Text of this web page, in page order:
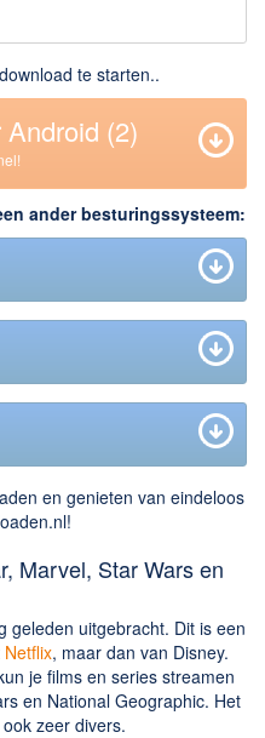
te starten..
Android (1)
ander besturingssysteem:
en genieten van eindeloos
Marvel, Star Wars en
geleden uitgebracht. Dit is een
Netflix, maar dan van Disney.
je films en series streamen
en National Geographic. Het
zeer divers.